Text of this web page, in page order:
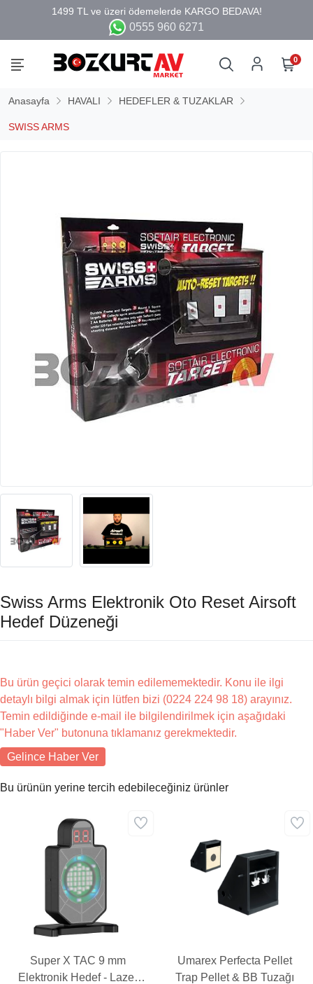
0555 960 6271
0
Anasayfa HAVALI HEDEFLER & TUZAKLAR
SWISS ARMS
Swiss Arms Elektronik Oto Reset Airsoft
Hedef Düzeneği
Bu ürün geçici olarak temin edilememektedir. Konu ile ilgi
detaylı bilgi almak için lütfen bizi (0224 224 98 18) arayınız.
Temin edildiğinde e-mail ile bilgilendirilmek için aşağıdaki
"Haber Ver" butonuna tıklamanız gerekmektedir.
Gelince Haber Ver
Bu ürünün yerine tercih edebileceğiniz ürünler
Super X TAC 9 mm
Elektronik Hedef - Lazer
Umarex Perfecta Pellet
Trap Pellet & BB Tuzağı